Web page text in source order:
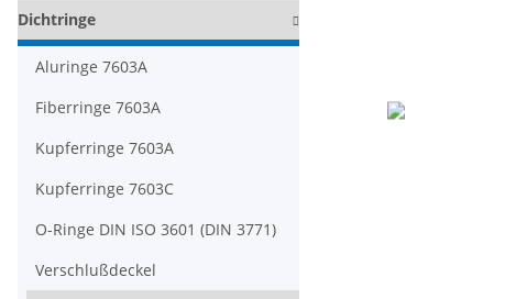
Dichtringe
Aluringe 7603A
Fiberringe 7603A
Kupferringe 7603A
Kupferringe 7603C
O-Ringe DIN ISO 3601 (DIN 3771)
Verschlußdeckel